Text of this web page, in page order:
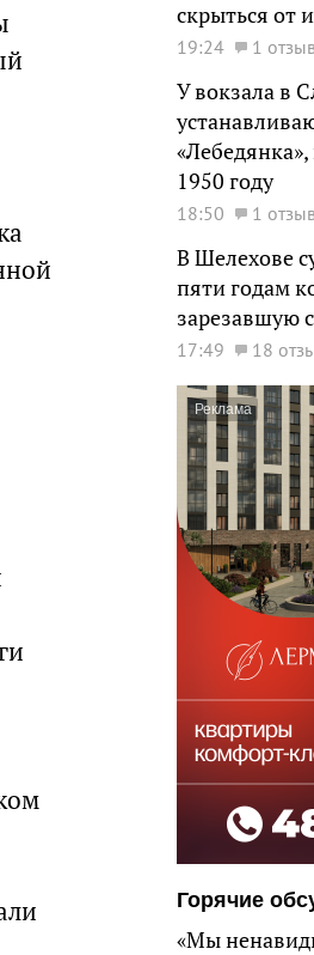
скрыться от
19:24 1 отзыв
У вокзала в
1950 году
18:50 1 отзыв
В Шелехове
пяти годам
зарезавшую
17:49 18
Горячие
«Мы